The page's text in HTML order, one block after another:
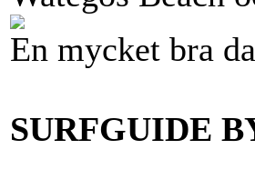
En mycket bra
SURFGUIDE